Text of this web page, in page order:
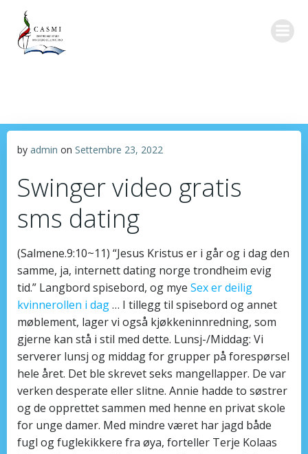
by admin on Settembre 23, 2022
Swinger video gratis
sms dating
(Salmene.9:10~11) “Jesus Kristus er i går og i dag den
samme, ja, internett dating norge trondheim evig
tid.” Langbord spisebord, og mye Sex er deilig
kvinnerollen i dag… I tillegg til spisebord og annet
møblement, lager vi også kjøkkeninnredning, som
gjerne kan stå i stil med dette. Lunsj-/Middag: Vi
serverer lunsj og middag for grupper på forespørsel
hele året. Det ble skrevet seks mangellapper. De var
verken desperate eller slitne. Annie hadde to søstrer
og de opprettet sammen med henne en privat skole
for unge damer. Med mindre været har jagd både
fugl og fuglekikkere fra øya, forteller Terje Kolaas